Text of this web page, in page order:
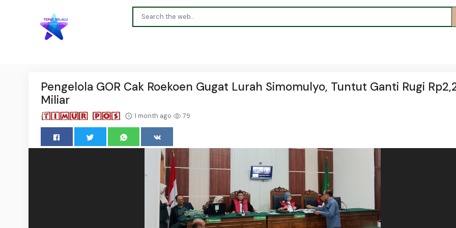
Pengelola GOR Cak Roekoen Gugat Lurah Simomulyo, Tuntut Ganti Rugi
Miliar
1 month ago 79